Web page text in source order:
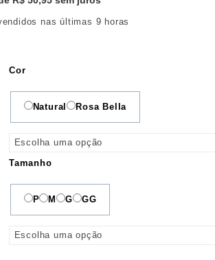
nas últimas 9 horas
Cor
Natural Rosa Bella
Tamanho
P M G GG